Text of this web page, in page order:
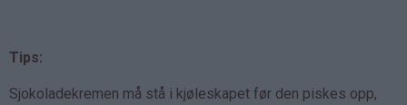
Tips:
Sjokoladekremen må stå i kjøleskapet før den piskes opp,